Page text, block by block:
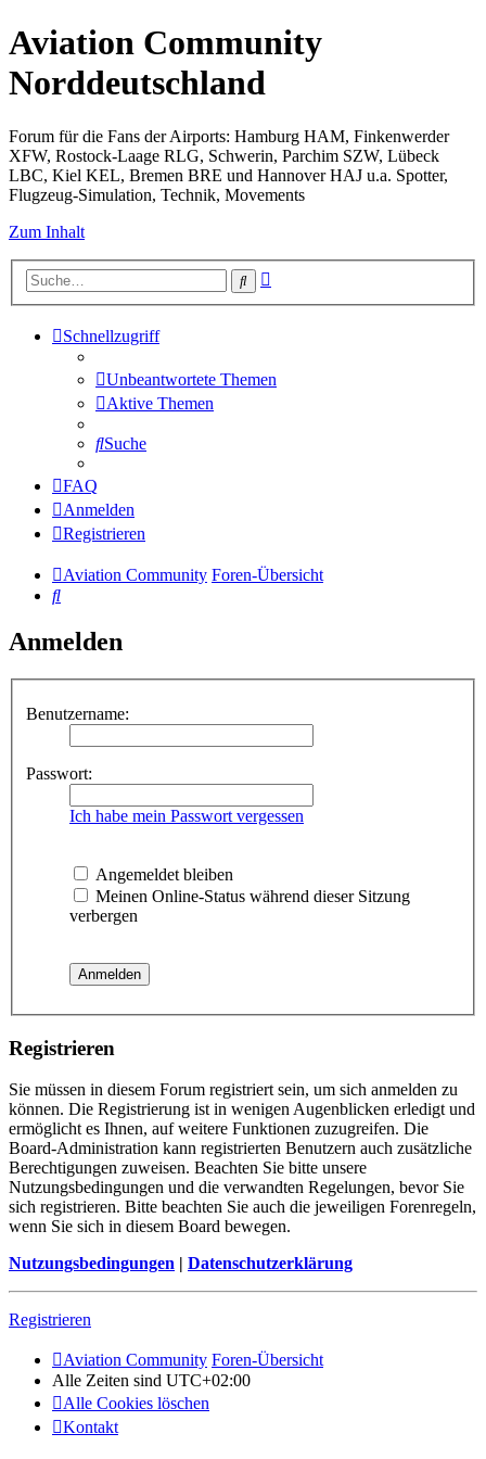
Aviation Community
Norddeutschland
Forum für die Fans der Airports: Hamburg HAM, Finkenwerder
XFW, Rostock-Laage RLG, Schwerin, Parchim SZW, Lübeck
LBC, Kiel KEL, Bremen BRE und Hannover HAJ u.a. Spotter,
Flugzeug-Simulation, Technik, Movements
Zum Inhalt
Suche
Schnellzugriff
Unbeantwortete Themen
Aktive Themen
Suche
FAQ
Anmelden
Registrieren
Aviation Community Foren-Übersicht
Suche
Anmelden
Benutzername:
Passwort:
Ich habe mein Passwort vergessen
Angemeldet bleiben
Meinen Online-Status während dieser Sitzung
verbergen
Registrieren
Sie müssen in diesem Forum registriert sein, um sich anmelden zu
können. Die Registrierung ist in wenigen Augenblicken erledigt und
ermöglicht es Ihnen, auf weitere Funktionen zuzugreifen. Die
Board-Administration kann registrierten Benutzern auch zusätzliche
Berechtigungen zuweisen. Beachten Sie bitte unsere
Nutzungsbedingungen und die verwandten Regelungen, bevor Sie
sich registrieren. Bitte beachten Sie auch die jeweiligen Forenregeln,
wenn Sie sich in diesem Board bewegen.
Nutzungsbedingungen | Datenschutzerklärung
Registrieren
Aviation Community Foren-Übersicht
Alle Zeiten sind UTC+02:00
Alle Cookies löschen
Kontakt